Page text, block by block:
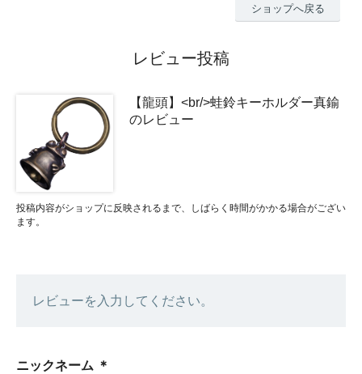
ショップへ戻る
レビュー投稿
【龍頭】<br/>蛙鈴キーホルダー真鍮
のレビュー
投稿内容がショップに反映されるまで、しばらく時間がかかる場合がござい
ます。
レビューを入力してください。
ニックネーム ＊